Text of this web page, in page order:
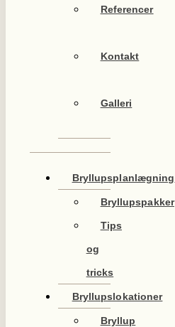
Referencer
Kontakt
Galleri
Bryllupsplanlægning
Bryllupspakker
Tips
og
tricks
Bryllupslokationer
Bryllup